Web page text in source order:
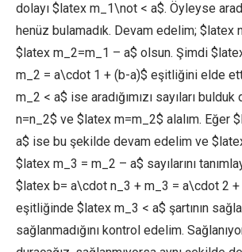
dolayı $latex m_1\not < a$. Öyleyse
henüz bulamadık. Devam edelim; $latex
$latex m_2=m_1 – a$ olsun. Şimdi
m_2 = a\cdot 1 + (b-a)$ eşitliğini elde
m_2 < a$ ise aradığımızı sayıları
n=n_2$ ve $latex m=m_2$ alalım. Eğer
a$ ise bu şekilde devam edelim ve
$latex m_3 = m_2 – a$ sayılarını
$latex b= a\cdot n_3 + m_3 = a\cdot 2 +
eşitliğinde $latex m_3 < a$ şartının
sağlanmadığını kontrol edelim.